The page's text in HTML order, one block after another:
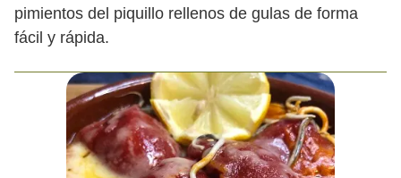
pimientos del piquillo rellenos de gulas de forma
fácil y rápida.